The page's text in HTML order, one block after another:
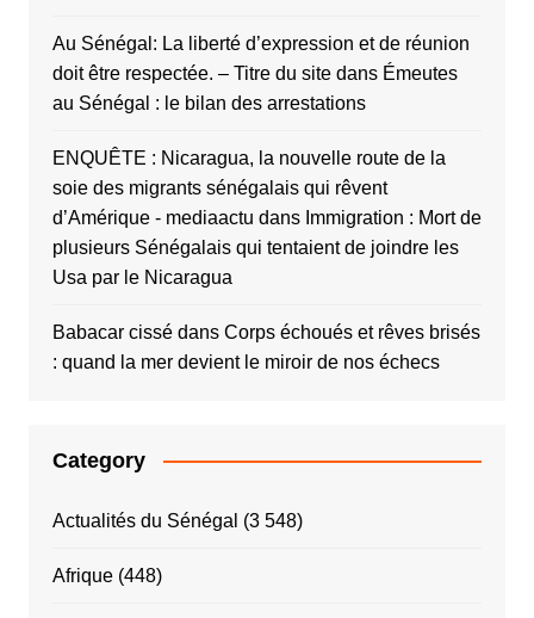
Au Sénégal: La liberté d’expression et de réunion
doit être respectée. – Titre du sitedans Émeutes
au Sénégal : le bilan des arrestations
ENQUÊTE : Nicaragua, la nouvelle route de la
soie des migrants sénégalais qui rêvent
d’Amérique - mediaactu dans Immigration : Mort de
plusieurs Sénégalais qui tentaient de joindre les
Usa par le Nicaragua
Babacar cissédans Corps échoués et rêves brisés
: quand la mer devient le miroir de nos échecs
Category
Actualités du Sénégal (3 548)
Afrique(448)